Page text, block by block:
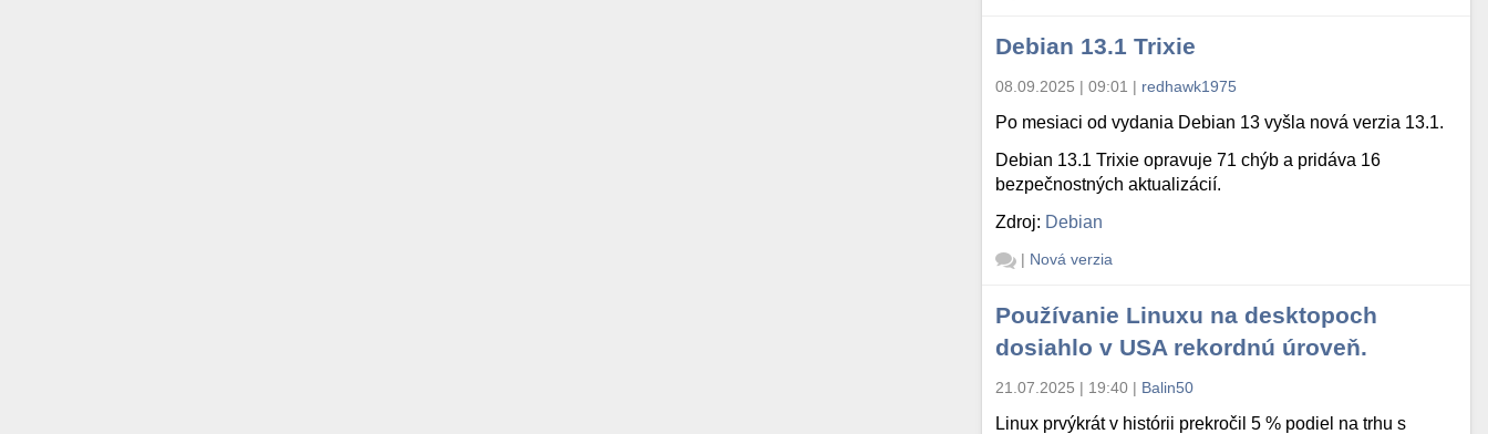
Debian 13.1 Trixie
08.09.2025 | 09:01 | redhawk1975
Po mesiaci od vydania Debian 13 vyšla nová verzia 13.1.
Debian 13.1 Trixie opravuje 71 chýb a pridáva 16
bezpečnostných aktualizácií.
Zdroj: Debian
| Nová verzia
Používanie Linuxu na desktopoch
dosiahlo v USA rekordnú úroveň.
21.07.2025 | 19:40 | Balin50
Linux prvýkrát v histórii prekročil 5 % podiel na trhu s